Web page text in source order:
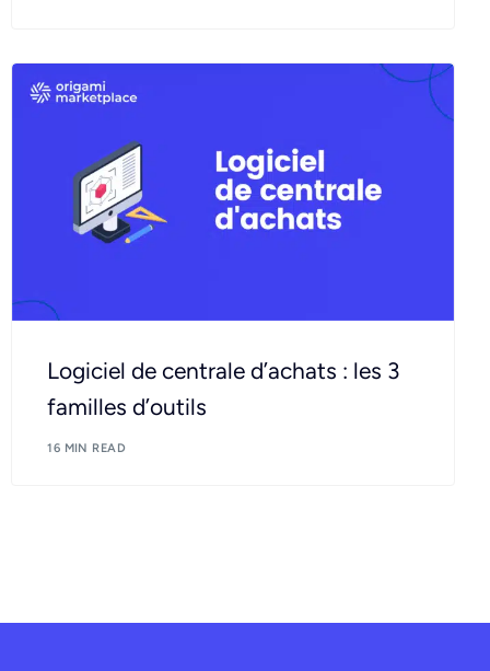
Logiciel de centrale d’achats : les 3
familles d’outils
16 MIN READ